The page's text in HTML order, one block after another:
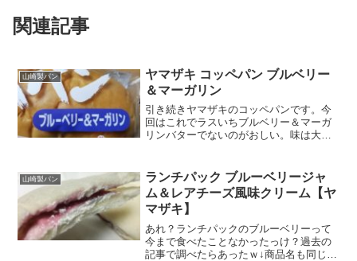
関連記事
山崎製パン
ヤマザキ コッペパン ブルベリー
＆マーガリン
引き続きヤマザキのコッペパンです。今
回はこれでラスいちブルベリー＆マーガ
リンバターでないのがおしい。味は大方
ペパンだけに、ふかふか生地な見た目中
身チェックしやすさも魅力...
山崎製パン
ランチパック ブルーベリージャ
ム＆レアチーズ風味クリーム【ヤ
マザキ】
あれ？ランチパックのブルーベリーって
今まで食べたことなかったっけ？過去の
記事で調べたらあったｗ↓商品名も同じだ